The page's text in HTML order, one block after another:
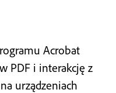
Acrobat
PDF i interakcję z
urządzeniach